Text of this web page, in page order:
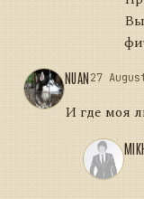
NUAN 27
И где моя